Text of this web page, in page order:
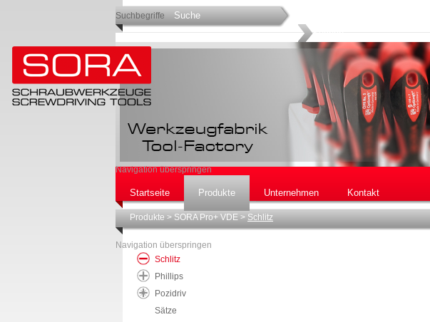
Suchbegriffe
Navigation überspringen
Startseite Produkte Unternehmen Kontakt
Produkte > SORA Pro+ VDE > Schlitz
Navigation überspringen
Schlitz
Phillips
Pozidriv
Sätze